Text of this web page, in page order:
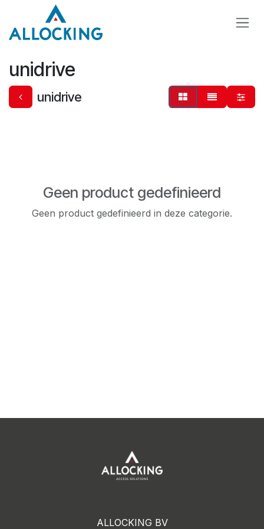
Overslaan naar inhoud
unidrive
unidrive
Geen product gedefinieerd
Geen product gedefinieerd in deze categorie.
ALLOCKING BV